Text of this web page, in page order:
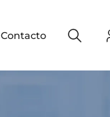
Contacto